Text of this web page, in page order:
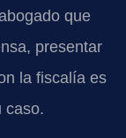
que
presentar
la fiscalía es
caso.